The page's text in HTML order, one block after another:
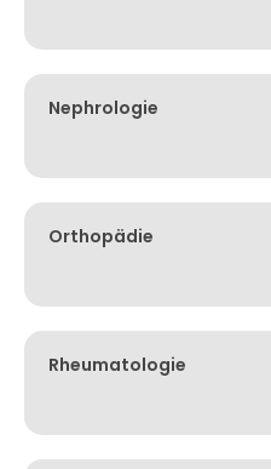
Nephrologie
Orthopädie
Rheumatologie